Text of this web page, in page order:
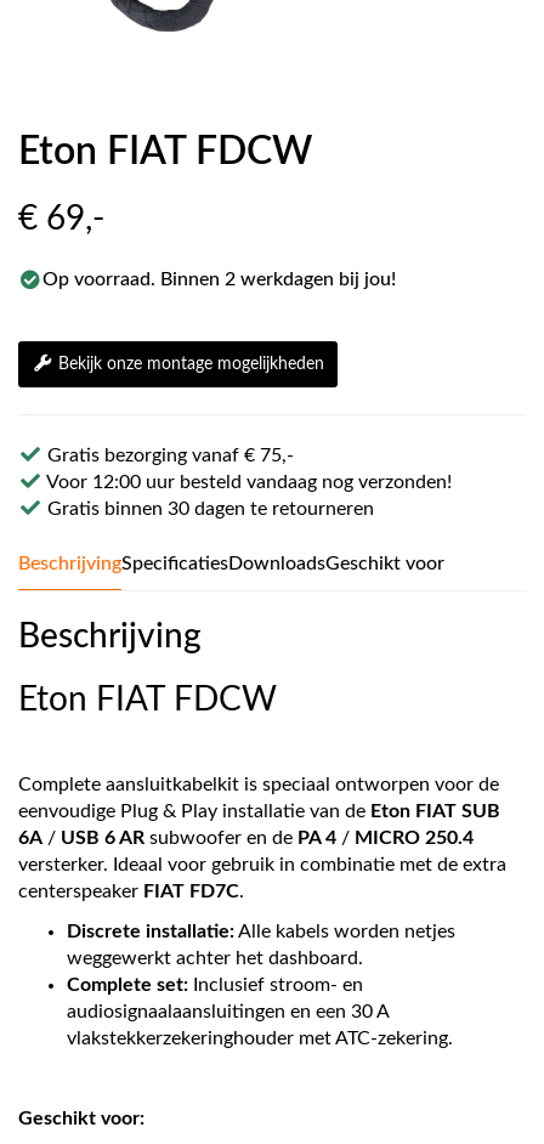
Eton FIAT FDCW
€ 69,-
Op voorraad. Binnen 2 werkdagen bij jou!
Bekijk onze montage mogelijkheden
Gratis bezorging vanaf € 75,-
Voor 12:00 uur besteld vandaag nog verzonden!
Gratis binnen 30 dagen te retourneren
BeschrijvingSpecificatiesDownloadsGeschikt voor
Beschrijving
Eton FIAT FDCW
Complete aansluitkabelkit is speciaal ontworpen voor de
eenvoudige Plug & Play installatie van de Eton FIAT SUB
6A / USB 6 AR subwoofer en de PA 4 / MICRO 250.4
versterker. Ideaal voor gebruik in combinatie met de extra
centerspeaker FIAT FD7C.
Discrete installatie:Alle kabels worden netjes
weggewerkt achter het dashboard.
Complete set: Inclusief stroom- en
audiosignaalaansluitingen en een 30 A
vlakstekkerzekeringhouder met ATC-zekering.
Geschikt voor: